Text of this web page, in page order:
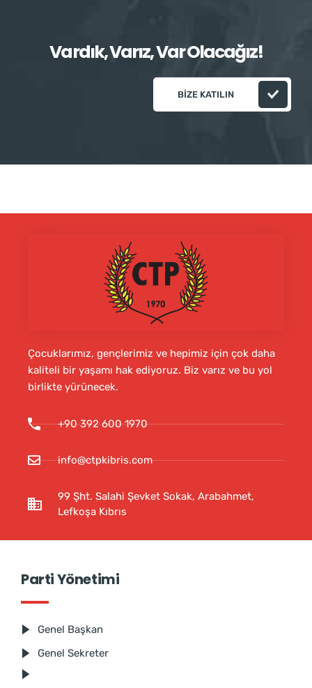
Vardık, Varız, Var Olacağız!
BIZE KATILIN
Çocuklarımız, gençlerimiz ve hepimiz için çok daha
kaliteli bir yaşamı hak ediyoruz. Biz varız ve bu yol
birlikte yürünecek.
+90 392 600 1970
info@ctpkibris.com
99 Şht. Salahi Şevket Sokak, Arabahmet,
Lefkoşa Kıbrıs
Parti Yönetimi
Genel Başkan
Genel Sekreter